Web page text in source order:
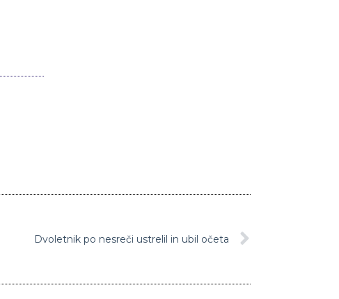
Dvoletnik po nesreči ustrelil in ubil očeta